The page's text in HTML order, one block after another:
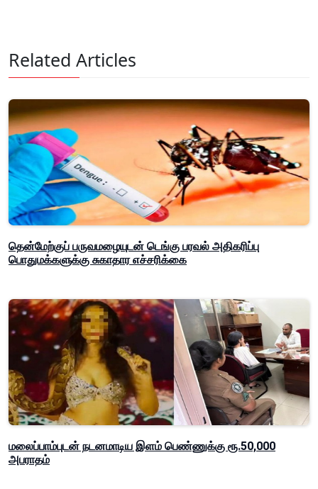
Related Articles
தென்மேற்குப் பருவமழையுடன் டெங்கு பரவல் அதிகரிப்பு
பொதுமக்களுக்கு சுகாதார எச்சரிக்கை
மலைப்பாம்புடன் நடனமாடிய இளம் பெண்ணுக்கு ரூ.50,000
அபராதம்